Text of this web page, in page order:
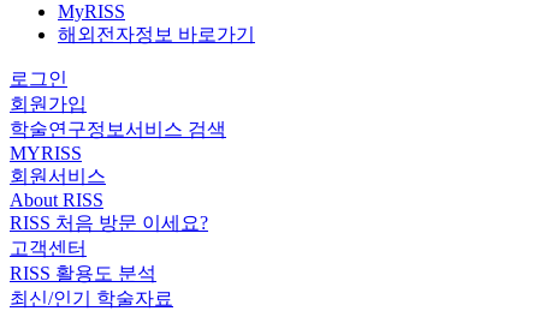
MyRISS
해외전자정보 바로가기
로그인
회원가입
학술연구정보서비스 검색
MYRISS
회원서비스
About RISS
RISS 처음 방문 이세요?
고객센터
RISS 활용도 분석
최신/인기 학술자료